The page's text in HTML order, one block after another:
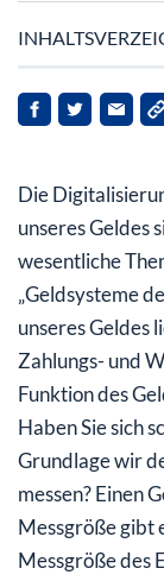
Im
Geld nicht
Stellen Sie
Chancen!
Die
unseres Geldes
wesentliche
„Geldsysteme
unseres Geldes
Zahlungs- und
Funktion des
Haben Sie sich
Grundlage wir
messen? Einen
Messgröße gibt
Messgröße des